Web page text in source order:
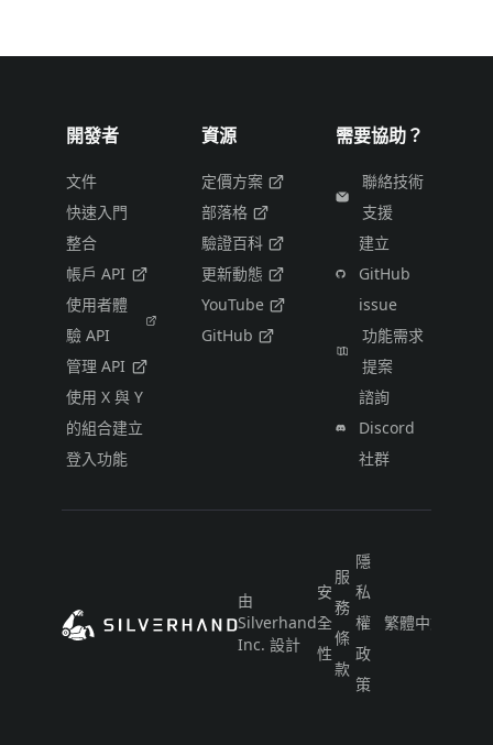
開發者
文件
快速入門
整合
帳戶 API
使用者體
驗 API
管理 API
使用 X 與 Y
的組合建立
登入功能
資源
定價方案
部落格
驗證百科
更新動態
YouTube
GitHub
需要協助？
聯絡技術
支援
建立
GitHub
issue
功能需求
提案
諮詢
Discord
社群
由
Silverhand
Inc. 設計
安
全
性
服
務
條
款
隱
私
權
政
策
繁體中文（台